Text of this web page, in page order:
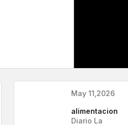
May 11,2026
alimentacion
Diario La